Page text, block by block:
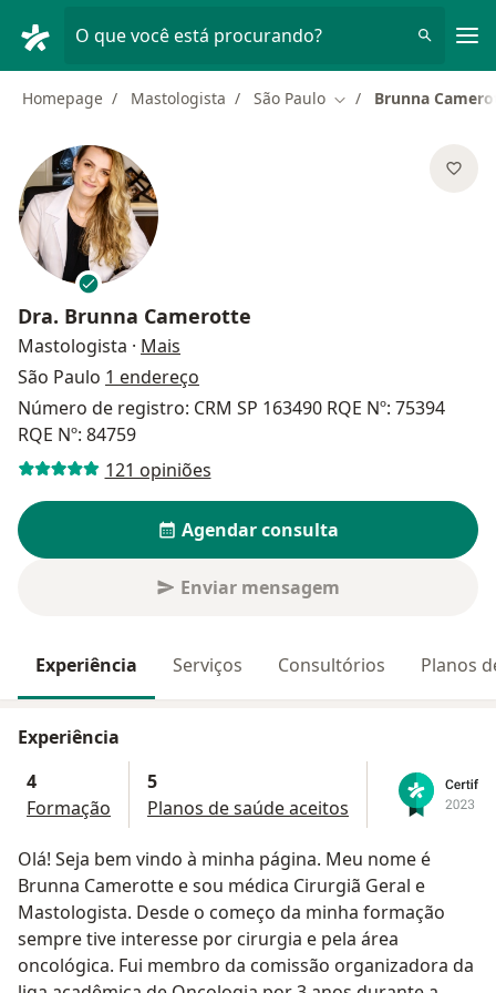
O que você está procurando?
Homepage Mastologista São Paulo Mudar de cidade
Brunna
Dra. Brunna Camerotte
Mastologista · Mais
São Paulo 1 endereço
Número de registro: CRM SP 163490 RQE Nº: 75394
RQE Nº: 84759
121 opiniões
Agendar consulta
Enviar mensagem
Experiência Serviços Consultórios Planos
Experiência
4
Formação
5
Planos de saúde aceitos
Olá! Seja bem vindo à minha página. Meu nome é
Brunna Camerotte e sou médica Cirurgiã Geral e
Mastologista. Desde o começo da minha formação
sempre tive interesse por cirurgia e pela área
oncológica. Fui membro da comissão organizadora da